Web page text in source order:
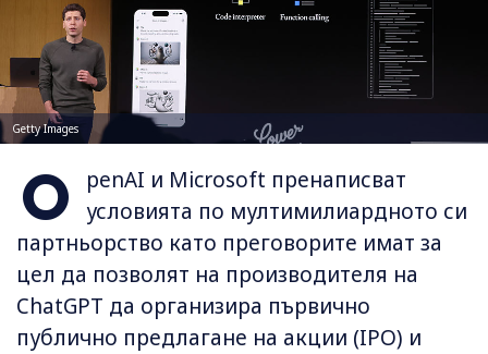
Getty Images
O
penAI и Microsoft пренаписват
условията по мултимилиардното си
партньорство като преговорите имат за
цел да позволят на производителя на
ChatGPT да организира първично
публично предлагане на акции (IPO) и